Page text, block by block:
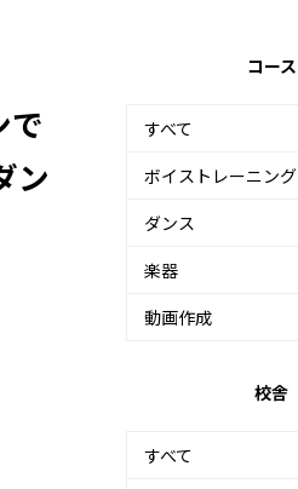
で
ン
コース
すべて
ボイストレーニング
ダンス
楽器
動画作成
校舎
すべて